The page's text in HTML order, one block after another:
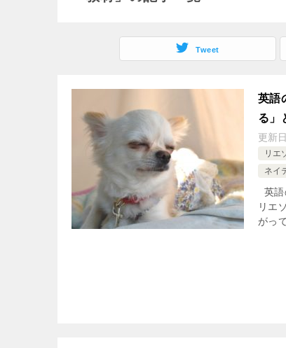
Tweet
英語
る」
更新
リエ
ネイ
英語
リエ
がっ